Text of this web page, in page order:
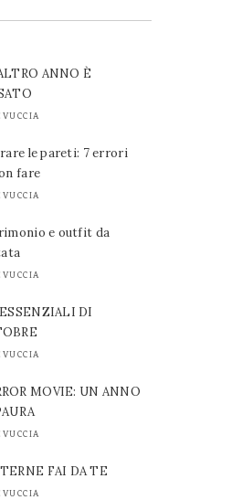
ANNO È
le pareti: 7 errori
fare
e outfit da
DI
MOVIE: UN ANNO
FAI DA TE